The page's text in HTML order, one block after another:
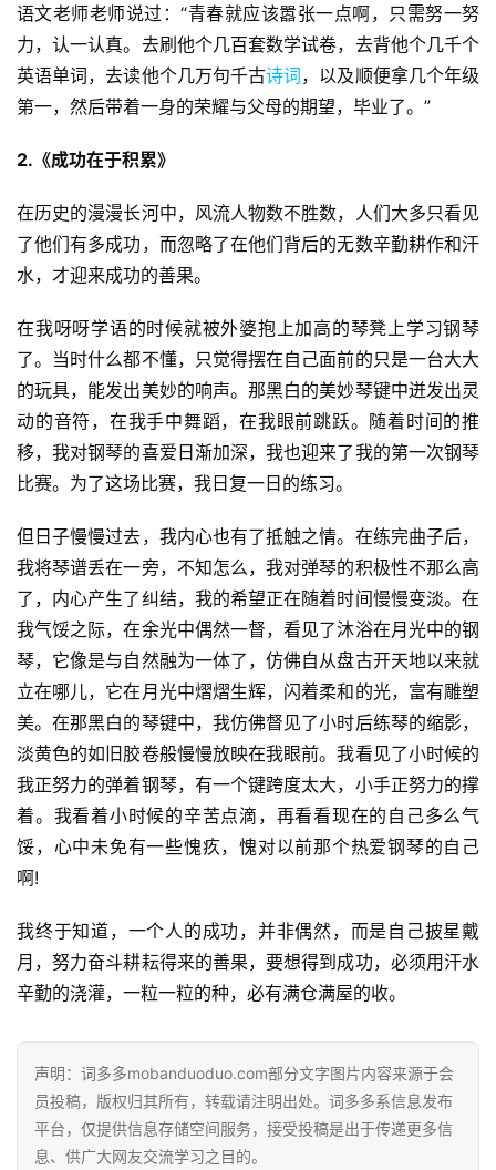
语文老师老师说过：“青春就应该嚣张一点啊，只需努一努
力，认一认真。去刷他个几百套数学试卷，去背他个几千个
英语单词，去读他个几万句千古诗词，以及顺便拿几个年级
第一，然后带着一身的荣耀与父母的期望，毕业了。”
2.《成功在于积累》
在历史的漫漫长河中，风流人物数不胜数，人们大多只看见
了他们有多成功，而忽略了在他们背后的无数辛勤耕作和汗
水，才迎来成功的善果。
在我呀呀学语的时候就被外婆抱上加高的琴凳上学习钢琴
了。当时什么都不懂，只觉得摆在自己面前的只是一台大大
的玩具，能发出美妙的响声。那黑白的美妙琴键中迸发出灵
动的音符，在我手中舞蹈，在我眼前跳跃。随着时间的推
移，我对钢琴的喜爱日渐加深，我也迎来了我的第一次钢琴
比赛。为了这场比赛，我日复一日的练习。
但日子慢慢过去，我内心也有了抵触之情。在练完曲子后，
我将琴谱丢在一旁，不知怎么，我对弹琴的积极性不那么高
了，内心产生了纠结，我的希望正在随着时间慢慢变淡。在
我气馁之际，在余光中偶然一督，看见了沐浴在月光中的钢
琴，它像是与自然融为一体了，仿佛自从盘古开天地以来就
立在哪儿，它在月光中熠熠生辉，闪着柔和的光，富有雕塑
美。在那黑白的琴键中，我仿佛督见了小时后练琴的缩影，
淡黄色的如旧胶卷般慢慢放映在我眼前。我看见了小时候的
我正努力的弹着钢琴，有一个键跨度太大，小手正努力的撑
着。我看着小时候的辛苦点滴，再看看现在的自己多么气
馁，心中未免有一些愧疚，愧对以前那个热爱钢琴的自己
啊!
我终于知道，一个人的成功，并非偶然，而是自己披星戴
月，努力奋斗耕耘得来的善果，要想得到成功，必须用汗水
辛勤的浇灌，一粒一粒的种，必有满仓满屋的收。
声明：词多多mobanduoduo.com部分文字图片内容来源于会
员投稿，版权归其所有，转载请注明出处。词多多系信息发布
平台，仅提供信息存储空间服务，接受投稿是出于传递更多信
息、供广大网友交流学习之目的。